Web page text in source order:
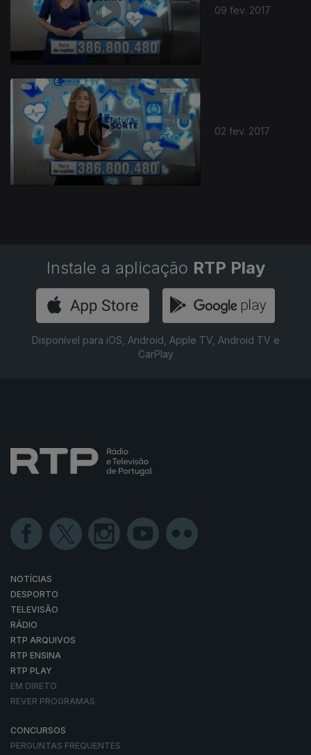
09 fev. 2017
02 fev. 2017
Instale a aplicação RTP Play
Disponível para iOS, Android, Apple TV, Android TV e
CarPlay
NOTÍCIAS
DESPORTO
TELEVISÃO
RÁDIO
RTP ARQUIVOS
RTP ENSINA
RTP PLAY
EM DIRETO
REVER PROGRAMAS
CONCURSOS
PERGUNTAS FREQUENTES